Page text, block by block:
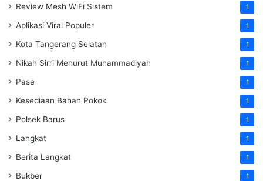
Review Mesh WiFi Sistem 1
Aplikasi Viral Populer 1
Kota Tangerang Selatan 1
Nikah Sirri Menurut Muhammadiyah 1
Pase 1
Kesediaan Bahan Pokok 1
Polsek Barus 1
Langkat 1
Berita Langkat 1
Bukber 1